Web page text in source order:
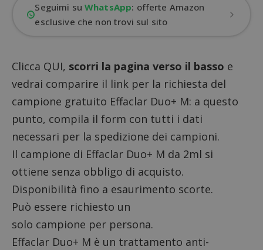
Seguimi suWhatsApp: offerte Amazon
esclusive che non trovi sul sito
Clicca QUI, scorri la pagina verso il basso e
vedrai comparire il link per la richiesta del
campione gratuito Effaclar Duo+ M: a questo
punto, compila il form con tutti i dati
necessari per la spedizione dei campioni.
Il campione di Effaclar Duo+ M da 2ml si
ottiene senza obbligo di acquisto.
Disponibilità fino a esaurimento scorte.
Può essere richiesto un
solo campione per persona.
Effaclar Duo+ M è un trattamento anti-